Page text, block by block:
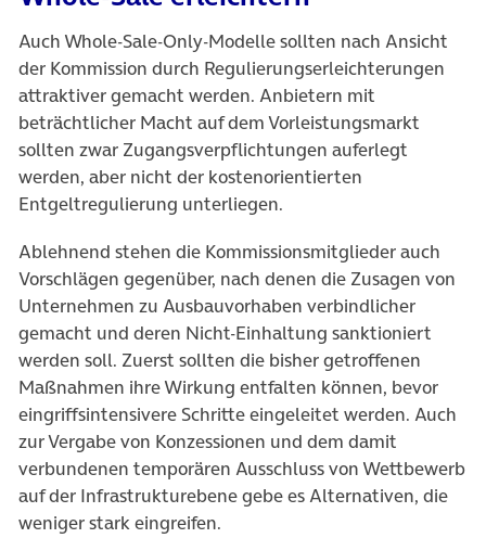
Auch Whole-Sale-Only-Modelle sollten nach Ansicht
der Kommission durch Regulierungserleichterungen
attraktiver gemacht werden. Anbietern mit
beträchtlicher Macht auf dem Vorleistungsmarkt
sollten zwar Zugangsverpflichtungen auferlegt
werden, aber nicht der kostenorientierten
Entgeltregulierung unterliegen.
Ablehnend stehen die Kommissionsmitglieder auch
Vorschlägen gegenüber, nach denen die Zusagen von
Unternehmen zu Ausbauvorhaben verbindlicher
gemacht und deren Nicht-Einhaltung sanktioniert
werden soll. Zuerst sollten die bisher getroffenen
Maßnahmen ihre Wirkung entfalten können, bevor
eingriffsintensivere Schritte eingeleitet werden. Auch
zur Vergabe von Konzessionen und dem damit
verbundenen temporären Ausschluss von Wettbewerb
auf der Infrastrukturebene gebe es Alternativen, die
weniger stark eingreifen.